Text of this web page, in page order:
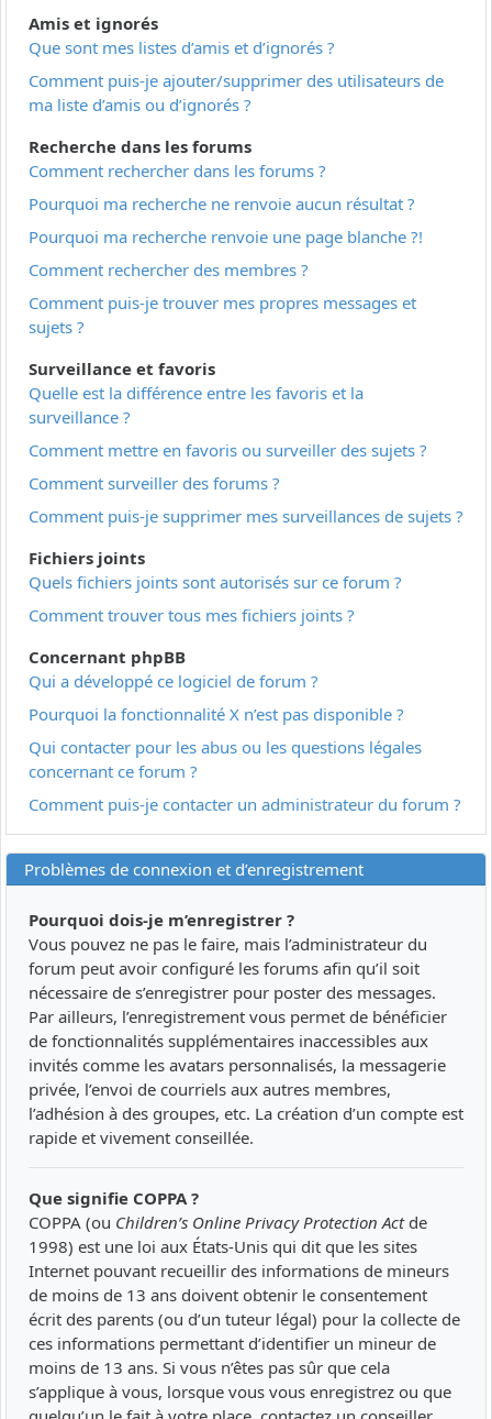
Amis et ignorés
Que sont mes listes d’amis et d’ignorés ?
Comment puis-je ajouter/supprimer des utilisateurs de
ma liste d’amis ou d’ignorés ?
Recherche dans les forums
Comment rechercher dans les forums ?
Pourquoi ma recherche ne renvoie aucun résultat ?
Pourquoi ma recherche renvoie une page blanche ?!
Comment rechercher des membres ?
Comment puis-je trouver mes propres messages et
sujets ?
Surveillance et favoris
Quelle est la différence entre les favoris et la
surveillance ?
Comment mettre en favoris ou surveiller des sujets ?
Comment surveiller des forums ?
Comment puis-je supprimer mes surveillances de sujets ?
Fichiers joints
Quels fichiers joints sont autorisés sur ce forum ?
Comment trouver tous mes fichiers joints ?
Concernant phpBB
Qui a développé ce logiciel de forum ?
Pourquoi la fonctionnalité X n’est pas disponible ?
Qui contacter pour les abus ou les questions légales
concernant ce forum ?
Comment puis-je contacter un administrateur du forum ?
Problèmes de connexion et d’enregistrement
Pourquoi dois-je m’enregistrer ?
Vous pouvez ne pas le faire, mais l’administrateur du
forum peut avoir configuré les forums afin qu’il soit
nécessaire de s’enregistrer pour poster des messages.
Par ailleurs, l’enregistrement vous permet de bénéficier
de fonctionnalités supplémentaires inaccessibles aux
invités comme les avatars personnalisés, la messagerie
privée, l’envoi de courriels aux autres membres,
l’adhésion à des groupes, etc. La création d’un compte est
rapide et vivement conseillée.
Que signifie COPPA ?
COPPA (ou Children’s Online Privacy Protection Actde
1998) est une loi aux États-Unis qui dit que les sites
Internet pouvant recueillir des informations de mineurs
de moins de 13 ans doivent obtenir le consentement
écrit des parents (ou d’un tuteur légal) pour la collecte de
ces informations permettant d’identifier un mineur de
moins de 13 ans. Si vous n’êtes pas sûr que cela
s’applique à vous, lorsque vous vous enregistrez ou que